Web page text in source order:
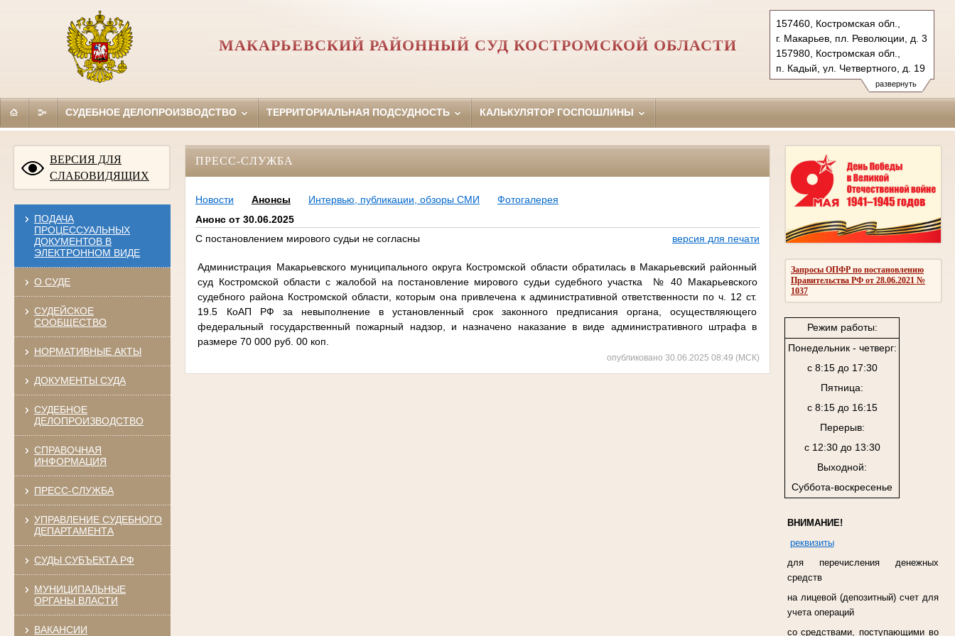
развернуть
157460, Костромская обл.,
г. Макарьев, пл. Революции, д. 3
157980, Костромская обл.,
п. Кадый, ул. Четвертного, д. 19
Тел.: +7(494-45) 55-5-57,
+7(494-42) 3-40-43
kadiysky.kst@sudrf.ru
МАКАРЬЕВСКИЙ РАЙОННЫЙ СУД КОСТРОМСКОЙ ОБЛАСТИ
СУДЕБНОЕ ДЕЛОПРОИЗВОДСТВО ТЕРРИТОРИАЛЬНАЯ ПОДСУДНОСТЬ КАЛЬКУЛЯТОР ГОСПОШЛИНЫ
ВЕРСИЯ ДЛЯ
СЛАБОВИДЯЩИХ
ПОДАЧА
ПРОЦЕССУАЛЬНЫХ
ДОКУМЕНТОВ В
ЭЛЕКТРОННОМ ВИДЕ
О СУДЕ
СУДЕЙСКОЕ
СООБЩЕСТВО
НОРМАТИВНЫЕ АКТЫ
ДОКУМЕНТЫ СУДА
СУДЕБНОЕ
ДЕЛОПРОИЗВОДСТВО
СПРАВОЧНАЯ
ИНФОРМАЦИЯ
ПРЕСС-СЛУЖБА
УПРАВЛЕНИЕ СУДЕБНОГО
ДЕПАРТАМЕНТА
СУДЫ СУБЪЕКТА РФ
МУНИЦИПАЛЬНЫЕ
ОРГАНЫ ВЛАСТИ
ВАКАНСИИ
Запросы ОПФР по постановлению
Правительства РФ от 28.06.2021 №
1037
Режим работы:
Понедельник - четверг:
с 8:15 до 17:30
Пятница:
с 8:15 до 16:15
Перерыв:
с 12:30 до 13:30
Выходной:
Суббота-воскресенье
ВНИМАНИЕ!
реквизиты
для перечисления денежных
средств
на лицевой (депозитный) счет для
учета операций
со средствами, поступающими во
ПРЕСС-СЛУЖБА
Новости Анонсы Интервью, публикации, обзоры СМИ
Фотогалерея
Анонс от 30.06.2025
С постановлением мирового судьи не согласны
версия для печати
Администрация Макарьевского муниципального округа Костромской области обратилась в Макарьевский районный
суд Костромской области с жалобой на постановление мирового судьи судебного участка
№ 40 Макарьевского
судебного района Костромской области, которым она привлечена к административной ответственности по ч. 12 ст.
19.5 КоАП РФ за невыполнение в установленный срок законного предписания органа, осуществляющего
федеральный государственный пожарный надзор, и назначено наказание в виде административного штрафа в
размере 70 000 руб. 00 коп.
опубликовано 30.06.2025 08:49 (МСК)